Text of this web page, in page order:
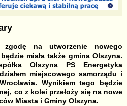
na utworzenie nowego
miała także gmina Olszyna.
Olszyna PS Energetyka
miejscowego samorządu i
Wynikiem tego będzie
co z kolei przełoży się na nowe
Miasta i Gminy Olszyna.